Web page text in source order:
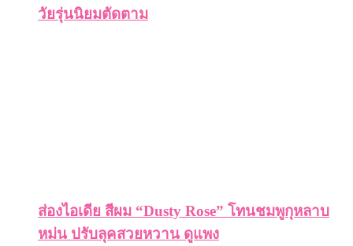
วัยรุ่นนิยมตัดตาม
ส่องไอเดีย สีผม “Dusty Rose” โทนชมพูกุหลาบ
หม่น ปรับลุคสวยหวาน ดูแพง